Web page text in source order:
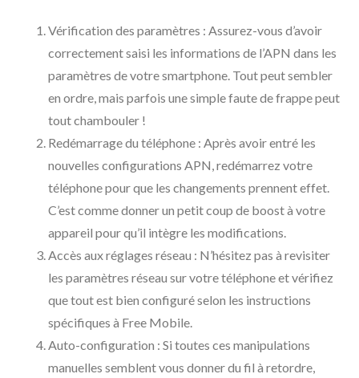
Vérification des paramètres : Assurez-vous d’avoir
correctement saisi les informations de l’APN dans les
paramètres de votre smartphone. Tout peut sembler
en ordre, mais parfois une simple faute de frappe peut
tout chambouler !
Redémarrage du téléphone : Après avoir entré les
nouvelles configurations APN, redémarrez votre
téléphone pour que les changements prennent effet.
C’est comme donner un petit coup de boost à votre
appareil pour qu’il intègre les modifications.
Accès aux réglages réseau : N’hésitez pas à revisiter
les paramètres réseau sur votre téléphone et vérifiez
que tout est bien configuré selon les instructions
spécifiques à Free Mobile.
Auto-configuration : Si toutes ces manipulations
manuelles semblent vous donner du fil à retordre,